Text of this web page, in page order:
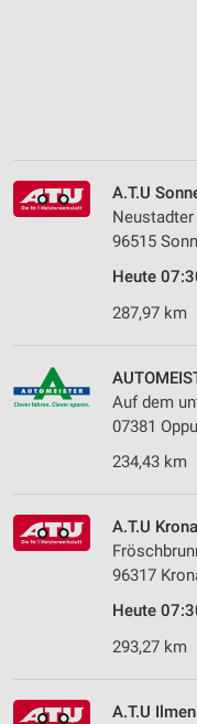
A.T.U
96515
Heute
287,97 km
Auf dem
07381
234,43 km
A.T.U
96317
Heute
293,27 km
A.T.U